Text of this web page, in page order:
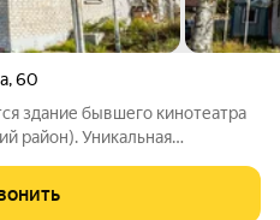
,60
здание бывшего кинотеатра
район). Уникальная
г. Отрадное